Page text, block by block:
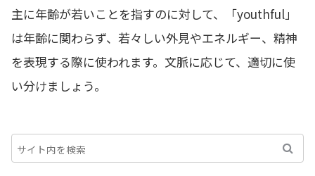
主に年齢が若いことを指すのに対して、「youthful」
は年齢に関わらず、若々しい外見やエネルギー、精神
を表現する際に使われます。文脈に応じて、適切に使
い分けましょう。